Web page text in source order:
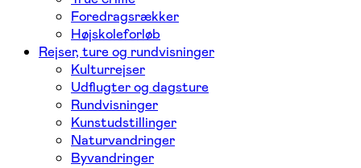
Foredragsrækker
Højskoleforløb
Rejser, ture og rundvisninger
Kulturrejser
Udflugter og dagsture
Rundvisninger
Kunstudstillinger
Naturvandringer
Byvandringer